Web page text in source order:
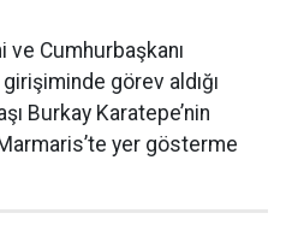
Cumhurbaşkanı
görev aldığı
Burkay Karatepe’nin
yer gösterme